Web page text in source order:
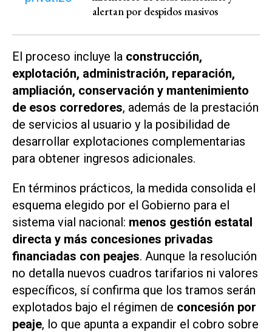
alertan por despidos masivos
El proceso incluye la construcción,
explotación, administración, reparación,
ampliación, conservación y mantenimiento
de esos corredores, además de la prestación
de servicios al usuario y la posibilidad de
desarrollar explotaciones complementarias
para obtener ingresos adicionales.
En términos prácticos, la medida consolida el
esquema elegido por el Gobierno para el
sistema vial nacional: menos gestión estatal
directa y más concesiones privadas
financiadas con peajes. Aunque la resolución
no detalla nuevos cuadros tarifarios ni valores
específicos, sí confirma que los tramos serán
explotados bajo el régimen de concesión por
peaje, lo que apunta a expandir el cobro sobre